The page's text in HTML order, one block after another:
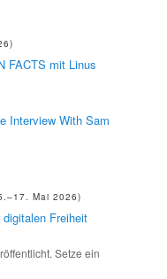
FACTS mit Linus
Interview With Sam
Mai 2026)
Freiheit
Setze ein